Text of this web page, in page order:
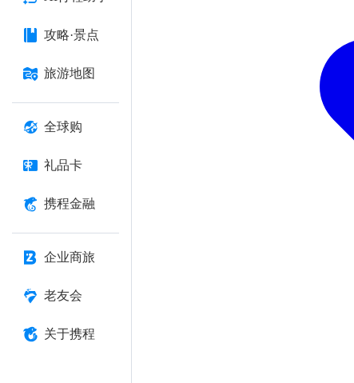
攻略·景点
旅游地图
全球购
礼品卡
携程金融
企业商旅
老友会
关于携程